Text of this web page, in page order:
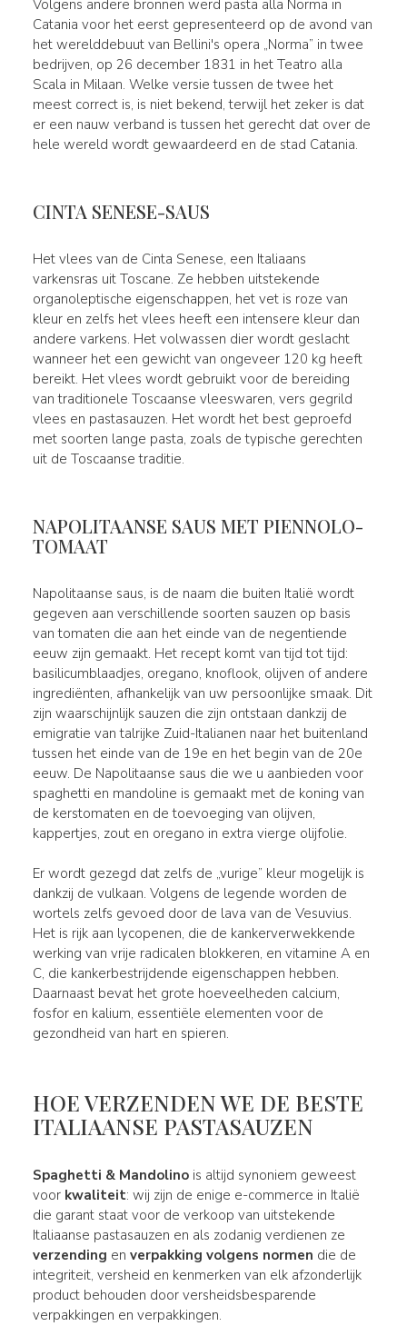
Volgens andere bronnen werd pasta alla Norma in
Catania voor het eerst gepresenteerd op de avond van
het werelddebuut van Bellini's opera „Norma” in twee
bedrijven, op 26 december 1831 in het Teatro alla
Scala in Milaan. Welke versie tussen de twee het
meest correct is, is niet bekend, terwijl het zeker is dat
er een nauw verband is tussen het gerecht dat over de
hele wereld wordt gewaardeerd en de stad Catania.
CINTA SENESE-SAUS
Het vlees van de Cinta Senese, een Italiaans
varkensras uit Toscane. Ze hebben uitstekende
organoleptische eigenschappen, het vet is roze van
kleur en zelfs het vlees heeft een intensere kleur dan
andere varkens. Het volwassen dier wordt geslacht
wanneer het een gewicht van ongeveer 120 kg heeft
bereikt. Het vlees wordt gebruikt voor de bereiding
van traditionele Toscaanse vleeswaren, vers gegrild
vlees en pastasauzen. Het wordt het best geproefd
met soorten lange pasta, zoals de typische gerechten
uit de Toscaanse traditie.
NAPOLITAANSE SAUS MET PIENNOLO-
TOMAAT
Napolitaanse saus, is de naam die buiten Italië wordt
gegeven aan verschillende soorten sauzen op basis
van tomaten die aan het einde van de negentiende
eeuw zijn gemaakt. Het recept komt van tijd tot tijd:
basilicumblaadjes, oregano, knoflook, olijven of andere
ingrediënten, afhankelijk van uw persoonlijke smaak. Dit
zijn waarschijnlijk sauzen die zijn ontstaan dankzij de
emigratie van talrijke Zuid-Italianen naar het buitenland
tussen het einde van de 19e en het begin van de 20e
eeuw. De Napolitaanse saus die we u aanbieden voor
spaghetti en mandoline is gemaakt met de koning van
de kerstomaten en de toevoeging van olijven,
kappertjes, zout en oregano in extra vierge olijfolie.
Er wordt gezegd dat zelfs de „vurige” kleur mogelijk is
dankzij de vulkaan. Volgens de legende worden de
wortels zelfs gevoed door de lava van de Vesuvius.
Het is rijk aan lycopenen, die de kankerverwekkende
werking van vrije radicalen blokkeren, en vitamine A en
C, die kankerbestrijdende eigenschappen hebben.
Daarnaast bevat het grote hoeveelheden calcium,
fosfor en kalium, essentiële elementen voor de
gezondheid van hart en spieren.
HOE VERZENDEN WE DE BESTE
ITALIAANSE PASTASAUZEN
Spaghetti & Mandolinois altijd synoniem geweest
voor kwaliteit: wij zijn de enige e-commerce in Italië
die garant staat voor de verkoop van uitstekende
Italiaanse pastasauzen en als zodanig verdienen ze
verzending en verpakking volgens normen die de
integriteit, versheid en kenmerken van elk afzonderlijk
product behouden door versheidsbesparende
verpakkingen en verpakkingen.